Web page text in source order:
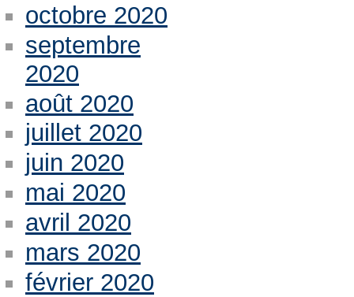
octobre 2020
septembre
2020
août 2020
juillet 2020
juin 2020
mai 2020
avril 2020
mars 2020
février 2020